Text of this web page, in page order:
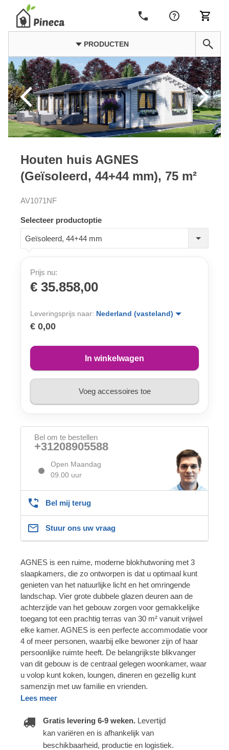
PRODUCTEN
Houten huis AGNES
(Geïsoleerd, 44+44 mm), 75 m²
AV1071NF
Selecteer productoptie
Geïsoleerd, 44+44 mm
Prijs nu:
€ 35.858,00
Leveringsprijs naar: Nederland (vasteland)
€ 0,00
In winkelwagen
Voeg accessoires toe
Bel om te bestellen
+31208905588
Open Maandag
09.00 uur
Bel mij terug
Stuur ons uw vraag
AGNES is een ruime, moderne blokhutwoning met 3
slaapkamers, die zo ontworpen is dat u optimaal kunt
genieten van het natuurlijke licht en het omringende
landschap. Vier grote dubbele glazen deuren aan de
achterzijde van het gebouw zorgen voor gemakkelijke
toegang tot een prachtig terras van 30 m² vanuit vrijwel
elke kamer. AGNES is een perfecte accommodatie voor
4 of meer personen, waarbij elke bewoner zijn of haar
persoonlijke ruimte heeft. De belangrijkste blikvanger
van dit gebouw is de centraal gelegen woonkamer, waar
u volop kunt koken, loungen, dineren en gezellig kunt
samenzijn met uw familie en vrienden.
Lees meer
Gratis levering 6-9 weken. Levertijd
kan variëren en is afhankelijk van
beschikbaarheid, productie en logistiek.